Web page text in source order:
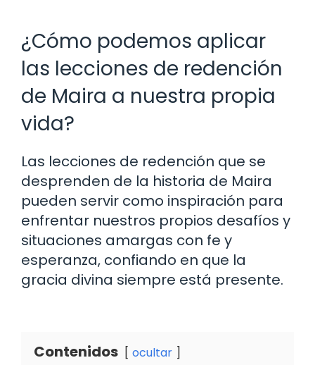
¿Cómo podemos aplicar
las lecciones de redención
de Maira a nuestra propia
vida?
Las lecciones de redención que se
desprenden de la historia de Maira
pueden servir como inspiración para
enfrentar nuestros propios desafíos y
situaciones amargas con fe y
esperanza, confiando en que la
gracia divina siempre está presente.
Contenidos ocultar